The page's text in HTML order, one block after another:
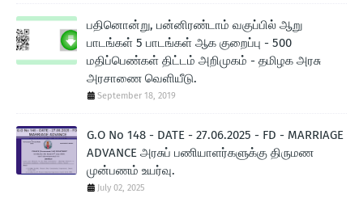
பதினொன்று, பன்னிரண்டாம் வகுப்பில் ஆறு
பாடங்கள் 5 பாடங்கள் ஆக குறைப்பு - 500
மதிப்பெண்கள் திட்டம் அறிமுகம் - தமிழக அரசு
அரசாணை வெளியீடு.
September 18, 2019
G.O No 148 - DATE - 27.06.2025 - FD - MARRIAGE
ADVANCE அரசுப் பணியாளர்களுக்கு திருமண
முன்பணம் உயர்வு.
July 02, 2025